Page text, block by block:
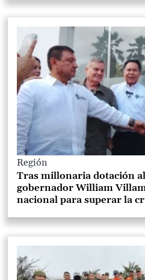
Región
Tras millonaria dotación
gobernador William
nacional para superar la